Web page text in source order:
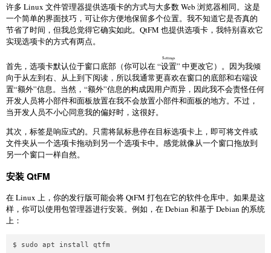
许多 Linux 文件管理器提供选项卡的方式与大多数 Web 浏览器相同。这是
一个简单的界面技巧，可让你方便地保留多个位置。我不知道它是否真的
节省了时间，但我总觉得它确实如此。QtFM 也提供选项卡，我特别喜欢它
实现选项卡的方式有两点。
首先，选项卡默认位于窗口底部（你可以在 “设置
Settings
” 中更改它）。因为我倾
向于从左到右、从上到下阅读，所以我通常更喜欢在窗口的底部和右端设
置“额外”信息。当然，“额外”信息的构成因用户而异，因此我不会责怪任何
开发人员将小部件和面板放置在我不会放置小部件和面板的地方。不过，
当开发人员不小心同意我的偏好时，这很好。
其次，标签是响应式的。只需将鼠标悬停在目标选项卡上，即可将文件或
文件夹从一个选项卡拖动到另一个选项卡中。感觉就像从一个窗口拖放到
另一个窗口一样自然。
安装 QtFM
在 Linux 上，你的发行版可能会将 QtFM 打包在它的软件仓库中。如果是这
样，你可以使用包管理器进行安装。例如，在 Debian 和基于 Debian 的系统
上：